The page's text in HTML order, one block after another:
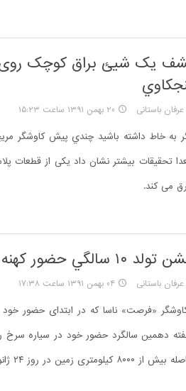
یک شیئ براق کوچک
عرفان باستانی ۲۰ بهمن ۱۳۹۱ ساعت ۱۵:۲۳
به خاط داشته باشيد چندي پيش کاوشگر
می کند.
حضور کهنه سرباز ناسا ، فرصت در سياره سرخ
عرفان باستانی ۰۴ بهمن ۱۳۹۱ ساعت ۱۷:۳۸
«فرصت» ناسا که در ابتدای حضور خود
از ۸۰۰۰ کیلومتری زمین در روز ۲۴ ژانویه سال ۲۰۰۴ ...